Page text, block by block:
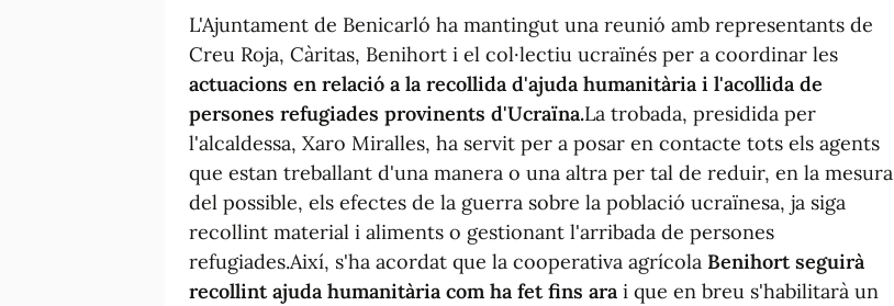
L'Ajuntament de Benicarló ha mantingut una reunió amb representants de
Creu Roja, Càritas, Benihort i el col·lectiu ucraïnés per a coordinar les
actuacions en relació a la recollida d'ajuda humanitària i l'acollida de
persones refugiades provinents d'Ucraïna.La trobada, presidida per
l'alcaldessa, Xaro Miralles, ha servit per a posar en contacte tots els agents
que estan treballant d'una manera o una altra per tal de reduir, en la mesura
del possible, els efectes de la guerra sobre la població ucraïnesa, ja siga
recollint material i aliments o gestionant l'arribada de persones
refugiades.Així, s'ha acordat que la cooperativa agrícola Benihort seguirà
recollint ajuda humanitària com ha fet fins ara i que en breu s'habilitarà un